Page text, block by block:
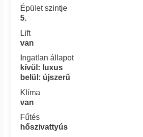
Épület szintje
5.
Lift
van
Ingatlan állapot
kívül: luxus
belül: újszerű
Klíma
van
Fűtés
hőszivattyús